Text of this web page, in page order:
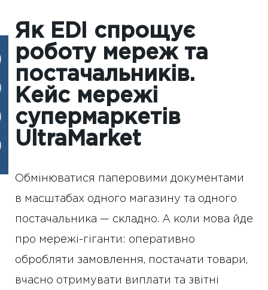
Як EDI спрощує
роботу мереж та
постачальників.
Кейс мережі
супермаркетів
UltraMarket
Обмінюватися паперовими документами
в масштабах одного магазину та одного
постачальника — складно. А коли мова йде
про мережі-гіганти: оперативно
обробляти замовлення, постачати товари,
вчасно отримувати виплати та звітні